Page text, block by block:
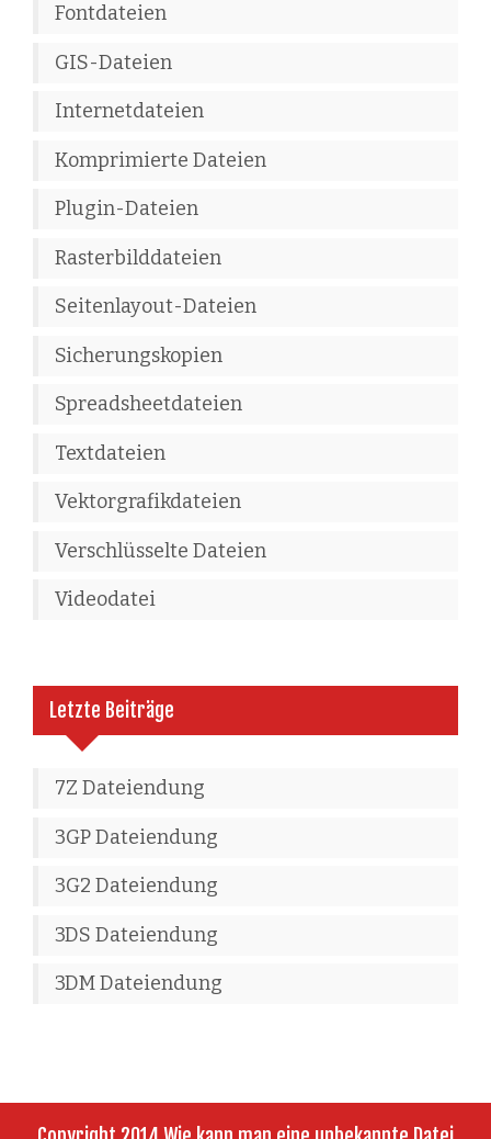
Fontdateien
GIS-Dateien
Internetdateien
Komprimierte Dateien
Plugin-Dateien
Rasterbilddateien
Seitenlayout-Dateien
Sicherungskopien
Spreadsheetdateien
Textdateien
Vektorgrafikdateien
Verschlüsselte Dateien
Videodatei
Letzte Beiträge
7Z Dateiendung
3GP Dateiendung
3G2 Dateiendung
3DS Dateiendung
3DM Dateiendung